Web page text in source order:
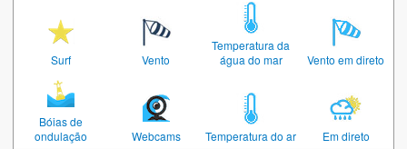
Surf Vento
Temperatura da
água do mar
Vento em direto
Bóias de
ondulação
Webcams Temperatura do ar Em direto